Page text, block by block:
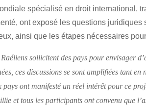
spécialisé en droit international,
ont exposé les questions
ainsi que les étapes nécessaires
sollicitent des pays pour envisager
ces discussions se sont amplifiées tant en
pays ont manifesté un réel intérêt pour ce
et tous les participants ont convenu que